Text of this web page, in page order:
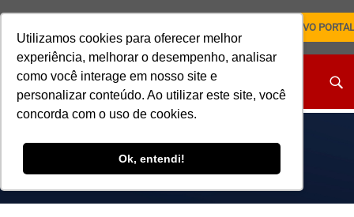
Utilizamos cookies para oferecer melhor
experiência, melhorar o desempenho, analisar
como você interage em nosso site e
personalizar conteúdo. Ao utilizar este site, você
concorda com o uso de cookies.
Ok, entendi!
NOVO PORTAL
SEM CATEGORIA